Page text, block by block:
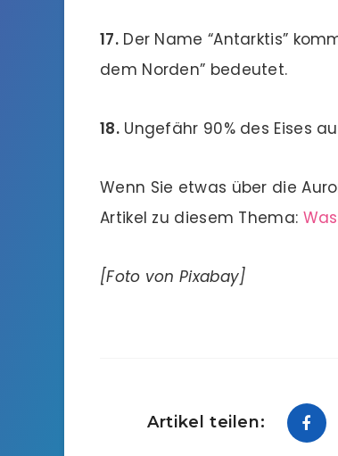
17.Der Name “Antarktis”
dem Norden” bedeutet.
18.Ungefähr 90% des Eises
Wenn Sie etwas über die
Artikel zu diesem Thema:
[Foto von Pixabay]
Artikel teilen: